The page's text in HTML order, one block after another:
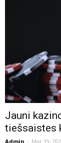
Jauni
tiešsaistes
Admin - Mar 19,